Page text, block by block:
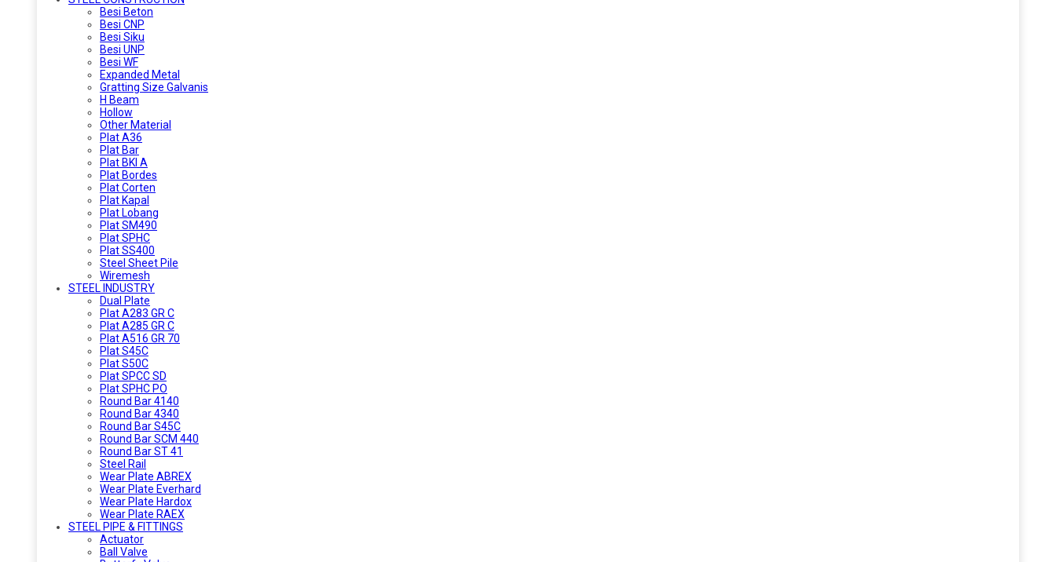
Besi Beton
Besi CNP
Besi Siku
Besi UNP
Besi WF
Expanded Metal
Gratting Size Galvanis
H Beam
Hollow
Other Material
Plat A36
Plat Bar
Plat BKI A
Plat Bordes
Plat Corten
Plat Kapal
Plat Lobang
Plat SM490
Plat SPHC
Plat SS400
Steel Sheet Pile
Wiremesh
STEEL INDUSTRY
Dual Plate
Plat A283 GR C
Plat A285 GR C
Plat A516 GR 70
Plat S45C
Plat S50C
Plat SPCC SD
Plat SPHC PO
Round Bar 4140
Round Bar 4340
Round Bar S45C
Round Bar SCM 440
Round Bar ST 41
Steel Rail
Wear Plate ABREX
Wear Plate Everhard
Wear Plate Hardox
Wear Plate RAEX
STEEL PIPE & FITTINGS
Actuator
Ball Valve